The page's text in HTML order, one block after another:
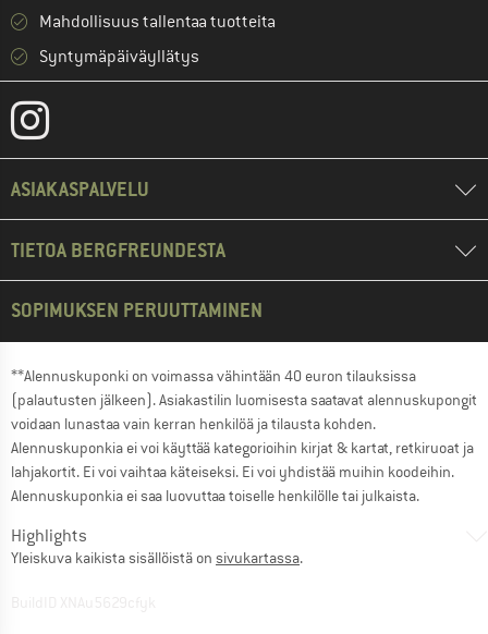
Mahdollisuus tallentaa tuotteita
Syntymäpäiväyllätys
ASIAKASPALVELU
TIETOA BERGFREUNDESTA
SOPIMUKSEN PERUUTTAMINEN
**Alennuskuponki on voimassa vähintään 40 euron tilauksissa
(palautusten jälkeen). Asiakastilin luomisesta saatavat alennuskupongit
voidaan lunastaa vain kerran henkilöä ja tilausta kohden.
Alennuskuponkia ei voi käyttää kategorioihin kirjat & kartat, retkiruoat ja
lahjakortit. Ei voi vaihtaa käteiseksi. Ei voi yhdistää muihin koodeihin.
Alennuskuponkia ei saa luovuttaa toiselle henkilölle tai julkaista.
Highlights
Yleiskuva kaikista sisällöistä on sivukartassa.